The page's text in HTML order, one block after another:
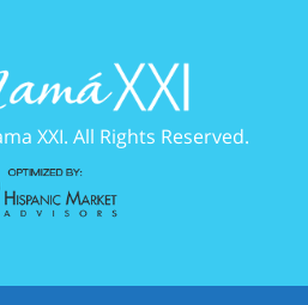
XXI. All Rights Reserved.